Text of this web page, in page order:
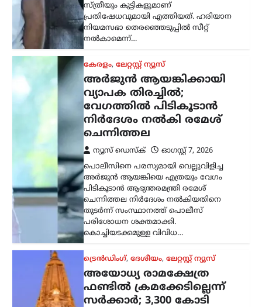
ചെന്നിത്തല നിര്‍ദേശം നല്‍കിയതിനെ
തുടര്‍ന്ന് സംസ്ഥാനത്ത് പൊലീസ്
പരിശോധന ശക്തമാക്കി.
കൊച്ചിയടക്കമുള്ള വിവിധ…
ട്രെൻഡിംഗ്,ദേശീയം,
അയോധ്യ രാമക്ഷേത്ര
ഫണ്ടിൽ ക്രമക്കേടില്ലെന്ന്
സർക്കാർ; 3,300 കോടി
രൂപയുടെ കണക്കുകൾ
ഓഡിറ്റ് ചെയ്തതായി
വിശദീകരണം
ന്യൂസ് ഡെസ്ക്
ഓഗസ്റ്റ്‌ 7, 2026
അയോധ്യ രാമക്ഷേത്രത്തിനായി ലഭിച്ച
3,300 കോടി രൂപയുടെ സംഭാവനകളുടെ
വിനിയോഗത്തിൽ യാതൊരു ക്രമക്കേടും
നടന്നിട്ടില്ലെന്ന് സർക്കാർ വൃത്തങ്ങൾ
വ്യക്തമാക്കി. സംഭാവന തുകയുടെ
ഉപയോഗവുമായി ബന്ധപ്പെട്ട് ഉയർന്ന
കേരളം,തിരുവനന്തപുരം,വാർത്തകൾ
വീട്ടുപടിക്കലെ പെൻഷൻ
വിതരണം നിർത്തുന്നത്